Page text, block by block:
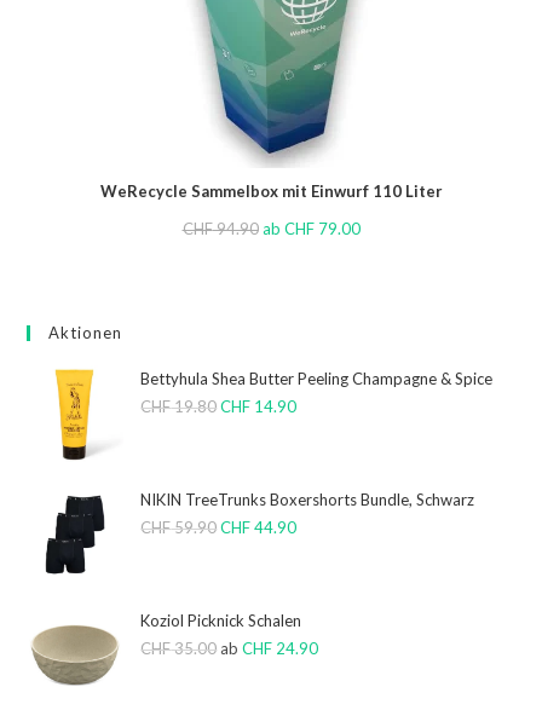
WeRecycle Sammelbox mit Einwurf 110 Liter
CHF94.90 ab CHF79.00
Aktionen
Bettyhula Shea Butter Peeling Champagne & Spice
CHF19.80 CHF 14.90
NIKIN TreeTrunks Boxershorts Bundle, Schwarz
CHF59.90 CHF44.90
Koziol Picknick Schalen
CHF35.00 abCHF 24.90